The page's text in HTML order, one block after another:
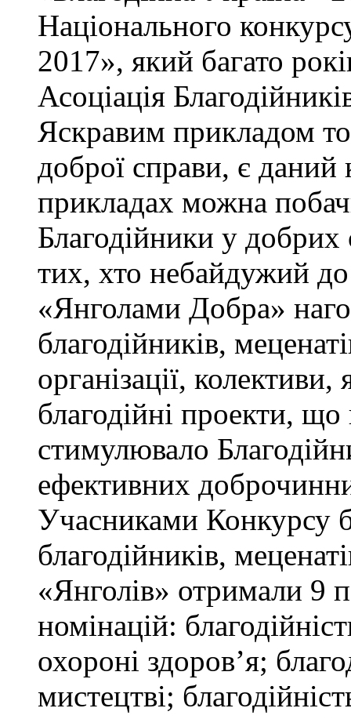
Національного
2017», який багато
Асоціація
Яскравим прикладом
доброї справи, є
прикладах можна
Благодійники у добрих
тих, хто небайдужий
«Янголами Добра»
благодійників,
організації, колективи,
благодійні проекти,
стимулювало
ефективних
Учасниками Конкурсу
благодійників,
«Янголів» отримали 9
номінацій:
охороні здоров’я;
мистецтві;